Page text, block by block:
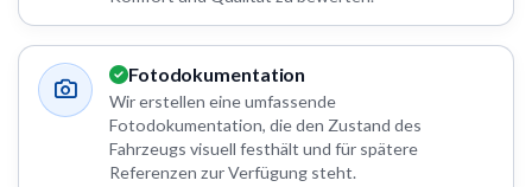
Fotodokumentation
Wir erstellen eine umfassende
Fotodokumentation, die den Zustand des
Fahrzeugs visuell festhält und für spätere
Referenzen zur Verfügung steht.